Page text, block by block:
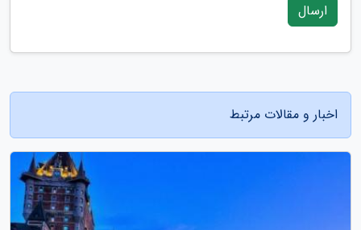
ارسال
اخبار و مقالات مرتبط